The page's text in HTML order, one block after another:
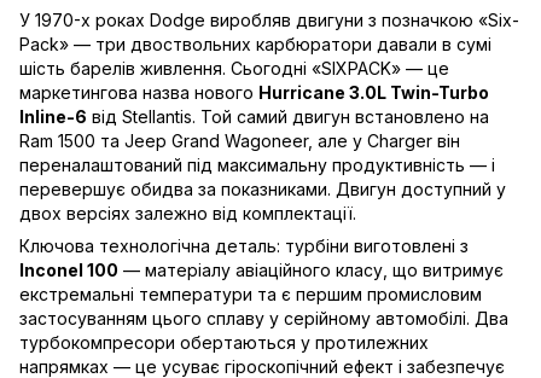
У 1970-х роках Dodge виробляв двигуни з позначкою «Six-
Pack» — три двоствольних карбюратори давали в сумі
шість барелів живлення. Сьогодні «SIXPACK» — це
маркетингова назва нового Hurricane 3.0L Twin-Turbo
Inline-6 від Stellantis. Той самий двигун встановлено на
Ram 1500 та Jeep Grand Wagoneer, але у Charger він
переналаштований під максимальну продуктивність — і
перевершує обидва за показниками. Двигун доступний у
двох версіях залежно від комплектації.
Ключова технологічна деталь: турбіни виготовлені з
Inconel 100 — матеріалу авіаційного класу, що витримує
екстремальні температури та є першим промисловим
застосуванням цього сплаву у серійному автомобілі. Два
турбокомпресори обертаються у протилежних
напрямках — це усуває гіроскопічний ефект і забезпечує